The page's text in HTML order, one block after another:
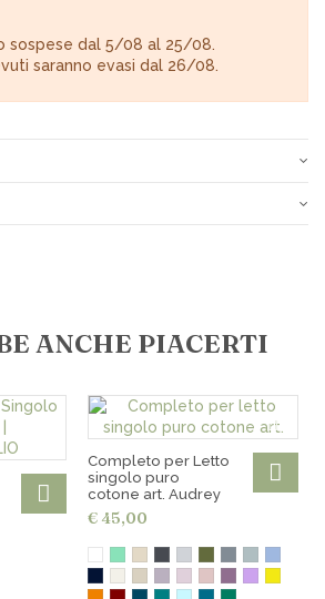
sospese dal 5/08 al 25/08.
saranno evasi dal 26/08.
ordini superiori a € 200,00
ANCHE PIACERTI
Completo per Letto
singolo puro
cotone art. Audrey
€ 45,00